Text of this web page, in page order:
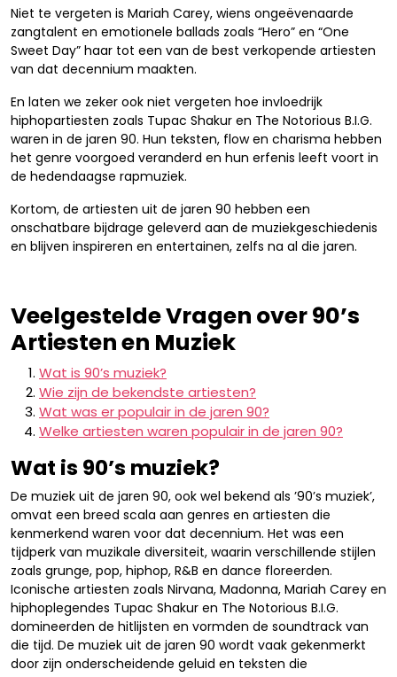
Niet te vergeten is Mariah Carey, wiens ongeëvenaarde
zangtalent en emotionele ballads zoals “Hero” en “One
Sweet Day” haar tot een van de best verkopende artiesten
van dat decennium maakten.
En laten we zeker ook niet vergeten hoe invloedrijk
hiphopartiesten zoals Tupac Shakur en The Notorious B.I.G.
waren in de jaren 90. Hun teksten, flow en charisma hebben
het genre voorgoed veranderd en hun erfenis leeft voort in
de hedendaagse rapmuziek.
Kortom, de artiesten uit de jaren 90 hebben een
onschatbare bijdrage geleverd aan de muziekgeschiedenis
en blijven inspireren en entertainen, zelfs na al die jaren.
Veelgestelde Vragen over 90’s
Artiesten en Muziek
Wat is 90’s muziek?
Wie zijn de bekendste artiesten?
Wat was er populair in de jaren 90?
Welke artiesten waren populair in de jaren 90?
Wat is 90’s muziek?
De muziek uit de jaren 90, ook wel bekend als ’90’s muziek’,
omvat een breed scala aan genres en artiesten die
kenmerkend waren voor dat decennium. Het was een
tijdperk van muzikale diversiteit, waarin verschillende stijlen
zoals grunge, pop, hiphop, R&B en dance floreerden.
Iconische artiesten zoals Nirvana, Madonna, Mariah Carey en
hiphoplegendes Tupac Shakur en The Notorious B.I.G.
domineerden de hitlijsten en vormden de soundtrack van
die tijd. De muziek uit de jaren 90 wordt vaak gekenmerkt
door zijn onderscheidende geluid en teksten die